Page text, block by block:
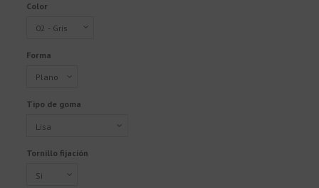
Color
Forma
Tipo de goma
Tornillo fijación